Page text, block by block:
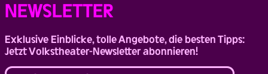
NEWSLETTER
Exklusive Einblicke, tolle Angebote, die besten Tipps:
Jetzt Volkstheater-Newsletter abonnieren!